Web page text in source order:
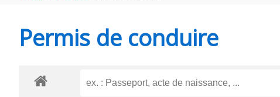
ROGATIEN
Permis de conduire